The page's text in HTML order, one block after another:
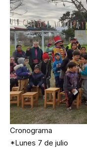
Cronograma
*Lunes 7 de julio